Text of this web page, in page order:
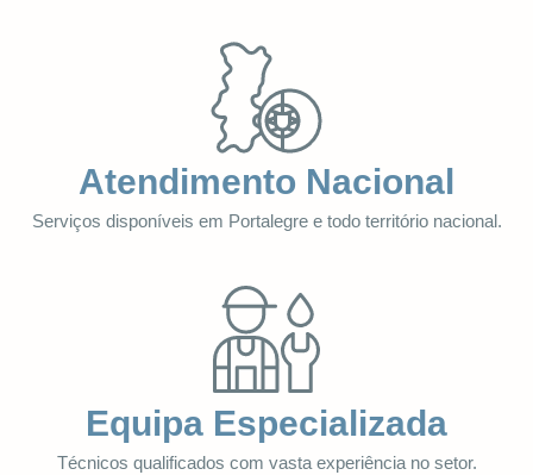
Atendimento Nacional
Serviços disponíveis em Portalegre e todo território nacional.
Equipa Especializada
Técnicos qualificados com vasta experiência no setor.